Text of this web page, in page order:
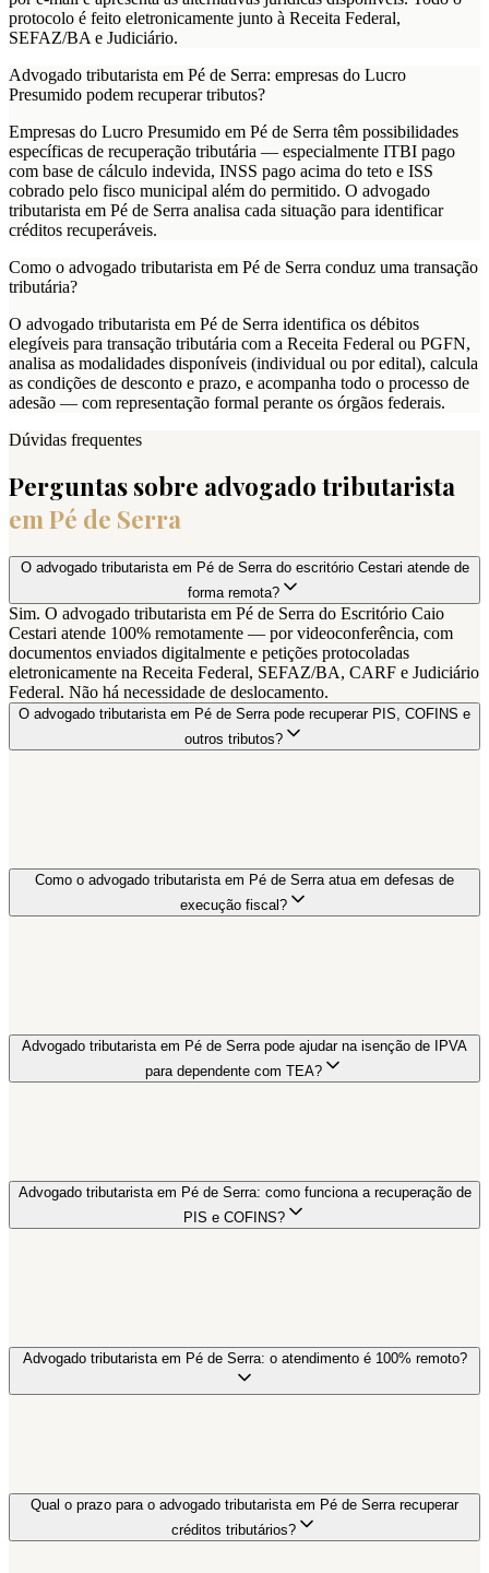
protocolo é feito eletronicamente junto à Receita Federal,
SEFAZ/BA e Judiciário.
Advogado tributarista em Pé de Serra: empresas do Lucro
Presumido podem recuperar tributos?
Empresas do Lucro Presumido em Pé de Serra têm possibilidades
específicas de recuperação tributária — especialmente ITBI pago
com base de cálculo indevida, INSS pago acima do teto e ISS
cobrado pelo fisco municipal além do permitido. O advogado
tributarista em Pé de Serra analisa cada situação para identificar
créditos recuperáveis.
Como o advogado tributarista em Pé de Serra conduz uma transação
tributária?
O advogado tributarista em Pé de Serra identifica os débitos
elegíveis para transação tributária com a Receita Federal ou PGFN,
analisa as modalidades disponíveis (individual ou por edital), calcula
as condições de desconto e prazo, e acompanha todo o processo de
adesão — com representação formal perante os órgãos federais.
Dúvidas frequentes
Perguntas sobre advogado tributarista
emPé de Serra
O advogado tributarista em Pé de Serra do escritório Cestari atende de
forma remota?
Sim. O advogado tributarista em Pé de Serra do Escritório Caio
Cestari atende 100% remotamente — por videoconferência, com
documentos enviados digitalmente e petições protocoladas
eletronicamente na Receita Federal, SEFAZ/BA, CARF e Judiciário
Federal. Não há necessidade de deslocamento.
O advogado tributarista em Pé de Serra pode recuperar PIS, COFINS e
outros tributos?
Como o advogado tributarista em Pé de Serra atua em defesas de
execução fiscal?
Advogado tributarista em Pé de Serra pode ajudar na isenção de IPVA
para dependente com TEA?
Advogado tributarista em Pé de Serra: como funciona a recuperação de
PIS e COFINS?
Advogado tributarista em Pé de Serra: o atendimento é 100% remoto?
Qual o prazo para o advogado tributarista em Pé de Serra recuperar
créditos tributários?